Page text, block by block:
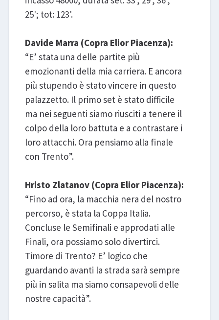
25'; tot: 123'.
Davide Marra (Copra Elior Piacenza):
“E’ stata una delle partite più
emozionanti della mia carriera. E ancora
più stupendo è stato vincere in questo
palazzetto. Il primo set è stato difficile
ma nei seguenti siamo riusciti a tenere il
colpo della loro battuta e a contrastare i
loro attacchi. Ora pensiamo alla finale
con Trento”.
Hristo Zlatanov (Copra Elior Piacenza):
“Fino ad ora, la macchia nera del nostro
percorso, è stata la Coppa Italia.
Concluse le Semifinali e approdati alle
Finali, ora possiamo solo divertirci.
Timore di Trento? E’ logico che
guardando avanti la strada sarà sempre
più in salita ma siamo consapevoli delle
nostre capacità”.